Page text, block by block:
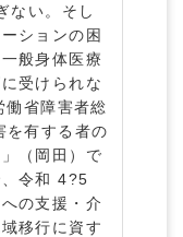
ない。そし
ションの困
般身体医療
受けられな
働省障害者総
を有する者の
（岡田）で
令和 4?5
の支援・介
移行に資す